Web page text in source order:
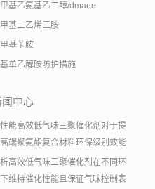
基乙氨基乙二醇/dmaee
基二乙烯三胺
基苄胺
单乙醇胺防护措施
闻中心
能高效低气味三聚催化剂对于提
端聚氨酯复合材料环保级别效能
高效低气味三聚催化剂在不同环
维持催化性能且保证气味控制表